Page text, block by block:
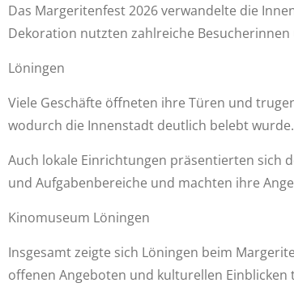
Das Margeritenfest 2026 verwandelte die
Dekoration nutzten zahlreiche
Löningen
Viele Geschäfte öffneten ihre Türen und
wodurch die Innenstadt deutlich belebt wurde.
Auch lokale Einrichtungen präsentierten sich
und Aufgabenbereiche und machten ihre
Kinomuseum Löningen
Insgesamt zeigte sich Löningen beim
offenen Angeboten und kulturellen